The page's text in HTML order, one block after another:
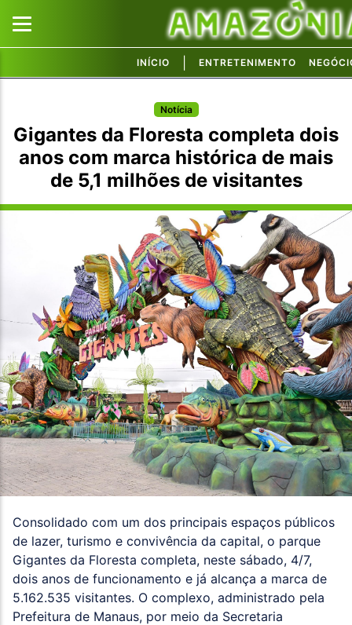
INÍCIO ENTRETENIMENTO
Notícia
Gigantes da Floresta completa dois
anos com marca histórica de mais
de 5,1 milhões de visitantes
Consolidado com um dos principais espaços públicos
de lazer, turismo e convivência da capital, o parque
Gigantes da Floresta completa, neste sábado, 4/7,
dois anos de funcionamento e já alcança a marca de
5.162.535 visitantes. O complexo, administrado pela
Prefeitura de Manaus, por meio da Secretaria